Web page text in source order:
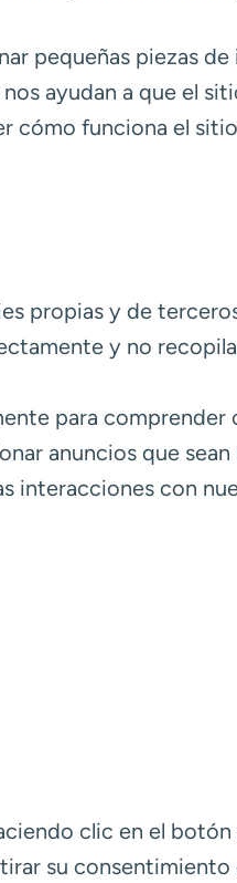
pequeñas piezas
ayudan a que el
cómo funciona el
propias y de
y no
para
anuncios que
interacciones con
clic en el
su